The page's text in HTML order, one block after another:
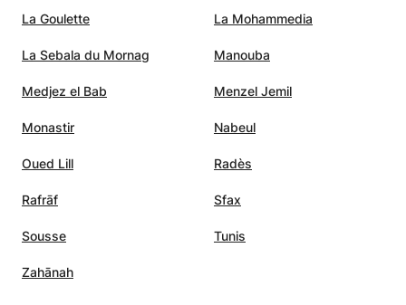
La Goulette La Mohammedia
La Sebala du Mornag Manouba
Medjez el Bab Menzel Jemil
Monastir Nabeul
Oued Lill Radès
Rafrāf Sfax
Sousse Tunis
Zahānah